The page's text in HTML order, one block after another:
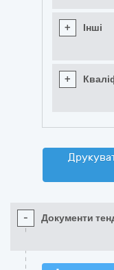
+ Інші
+
- Документи